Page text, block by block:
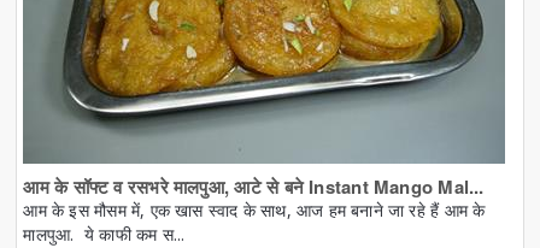
आम के सॉफ्ट व रसभरे मालपुआ, आटे से बने Instant Mango Mal...
आम के इस मौसम में, एक खास स्वाद के साथ, आज हम बनाने जा रहे हैं आम के
मालपुआ. ये काफी कम स...